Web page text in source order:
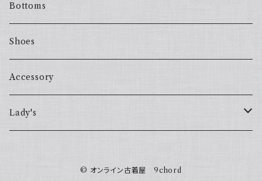
Bottoms
Shoes
Accessory
Lady's
© オンライン古着屋 9chord